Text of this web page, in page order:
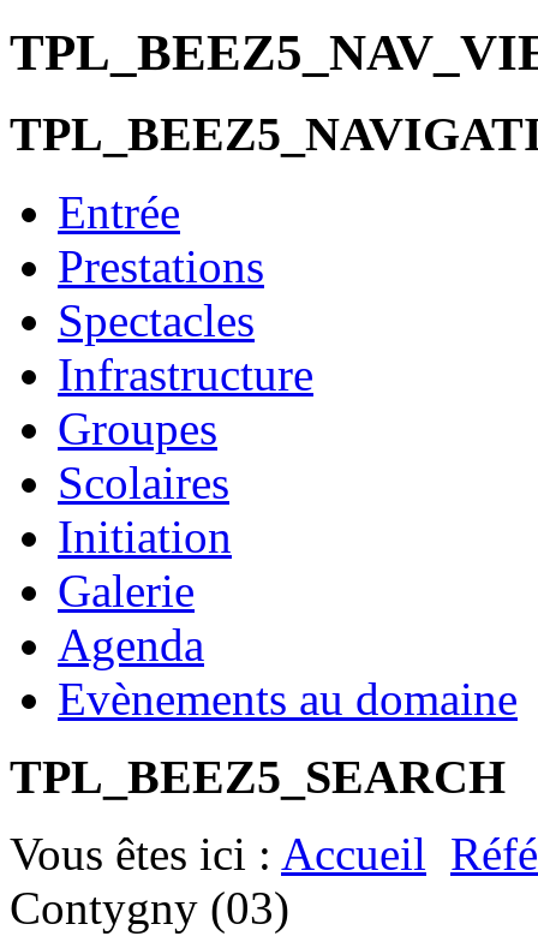
Entrée
Prestations
Spectacles
Infrastructure
Groupes
Scolaires
Initiation
Galerie
Agenda
Evènements au domaine
TPL_BEEZ5_SEARCH
Vous êtes ici : Accueil
Contygny (03)